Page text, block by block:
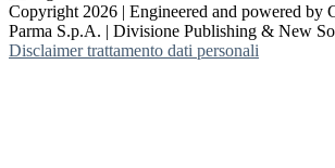
Copyright 2026 | Engineered and powered by
Parma S.p.A. | Divisione Publishing & New
Disclaimer trattamento dati personali